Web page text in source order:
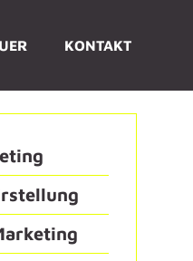
KONTAKT